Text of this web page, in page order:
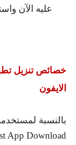
عليه الآن
خصائص تنزيل
الايفون
بالنسبة
App Download